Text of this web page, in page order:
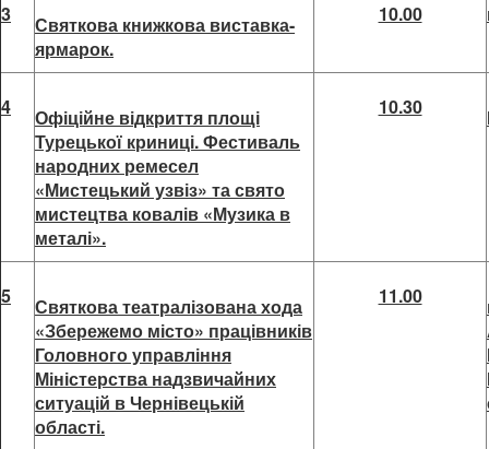
3
Святкова книжкова виставка-
ярмарок.
10.00
4
Офіційне відкриття площі
Турецької криниці. Фестиваль
народних ремесел
«Мистецький узвіз» та свято
мистецтва ковалів «Музика в
металі».
10.30
5
Святкова театралізована хода
«Збережемо місто» працівників
Головного управління
Міністерства надзвичайних
ситуацій в Чернівецькій
області.
11.00